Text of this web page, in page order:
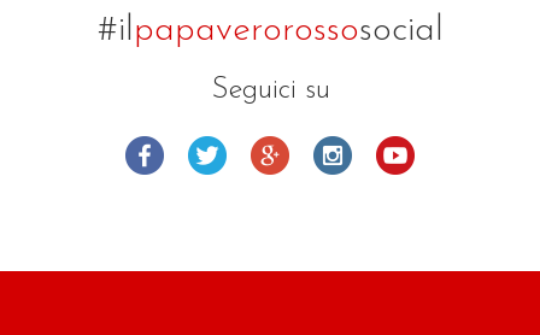
#ilpapaverorossosocial
Seguici su